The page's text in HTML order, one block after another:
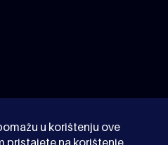
u korištenju ove
pristajete na korištenje